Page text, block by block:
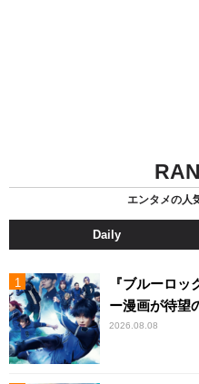
エンタメの人
Daily
『ブルーロ
ー漫画が待望
2026.08.08